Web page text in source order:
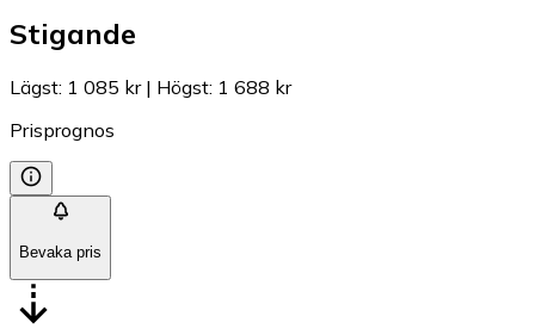
Stigande
Lägst: 1 085 kr| Högst: 1 688 kr
Prisprognos
Bevaka pris